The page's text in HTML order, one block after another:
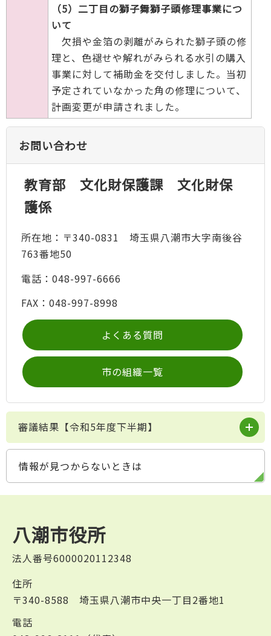
（5）二丁目の獅子舞獅子頭修理事業につ
いて
欠損や金箔の剥離がみられた獅子頭の修
理と、色褪せや解れがみられる水引の購入
事業に対して補助金を交付しました。当初
予定されていなかった角の修理について、
計画変更が申請されました。
お問い合わせ
教育部 文化財保護課 文化財保
護係
所在地：〒340-0831 埼玉県八潮市大字南後谷
763番地50
電話：048-997-6666
FAX：048-997-8998
よくある質問
市の組織一覧
審議結果【令和5年度下半期】
情報が見つからないときは
八潮市役所
法人番号6000020112348
住所
〒340-8588 埼玉県八潮市中央一丁目2番地1
電話